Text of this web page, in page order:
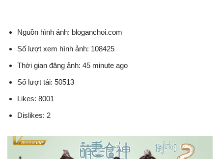
Nguồn hình ảnh: bloganchoi.com
Số lượt xem hình ảnh: 108425
Thời gian đăng ảnh: 45 minute ago
Số lượt tải: 50513
Likes: 8001
Dislikes: 2